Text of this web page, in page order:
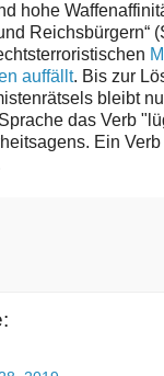
hohe
Reichsbürgern“
auffällt. Bis zur
bleibt
das Verb
Ein Verb